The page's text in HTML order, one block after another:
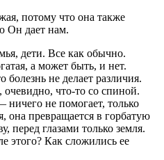
потому что она также
Он дает нам.
дети. Все как обычно.
а может быть, и нет.
болезнь не делает различия.
очевидно, что-то со спиной.
не помогает, только
она превращается в горбатую
перед глазами только земля.
этого? Как сложились ее